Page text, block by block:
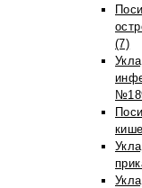
(7)